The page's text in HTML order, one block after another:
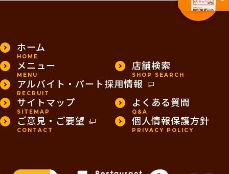
PAGE TOP
ホーム
HOME
メニュー
MENU
店舗検索
SHOP SEARCH
アルバイト・パート採用情報
RECRUIT
サイトマップ
SITEMAP
よくある質問
Q&A
ご意見・ご要望
CONTACT
個人情報保護方針
PRIVACY POLICY